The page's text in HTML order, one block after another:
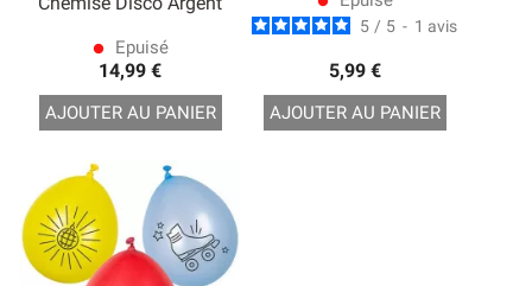
lens Epuisé
14,99 €
AJOUTER AU PANIER
5 / 5 - 1 avis
5,99 €
AJOUTER AU PANIER